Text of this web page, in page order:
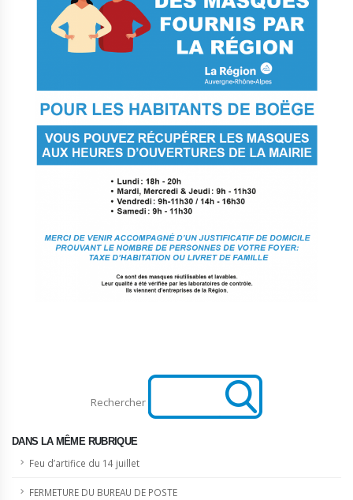
Rechercher
DANS LA MÊME RUBRIQUE
Feu d’artifice du 14 juillet
FERMETURE DU BUREAU DE POSTE